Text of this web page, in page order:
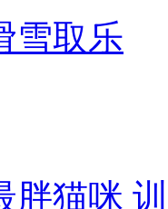
雪取乐
胖猫咪